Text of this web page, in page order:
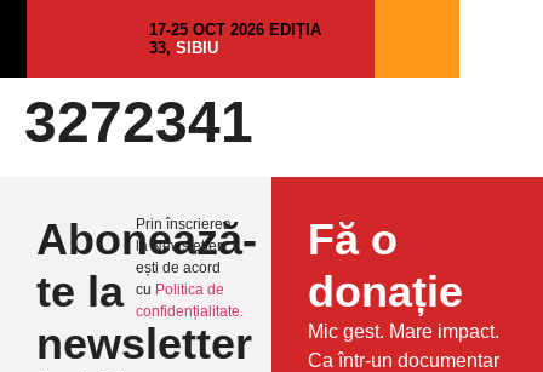
17-25 OCT 2026 EDIȚIA
33, SIBIU
3272341
Abonează-
te la
newsletter
Prin înscrierea
la Newsletter
ești de acord
cu Politica de
confidențialitate.
Fă o
donație
Mic gest. Mare impact.
Ca într-un documentar